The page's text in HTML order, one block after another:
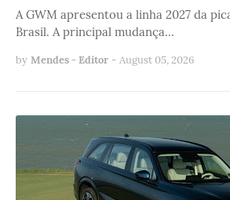
A GWM apresentou a linha 2027 da
Brasil. A principal mudança…
by Mendes - Editor - August 05, 2026